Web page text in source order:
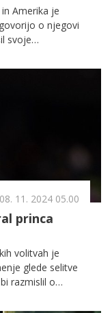
Amerika je
o njegovi
svoje
08. 11. 2024 05.00
princa
volitvah je
glede selitve
razmislil o